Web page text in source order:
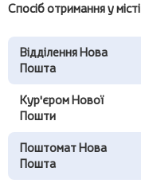
Спосіб отримання у місті
Відділення Нова
Пошта
Кур'єром Нової
Пошти
Поштомат Нова
Пошта